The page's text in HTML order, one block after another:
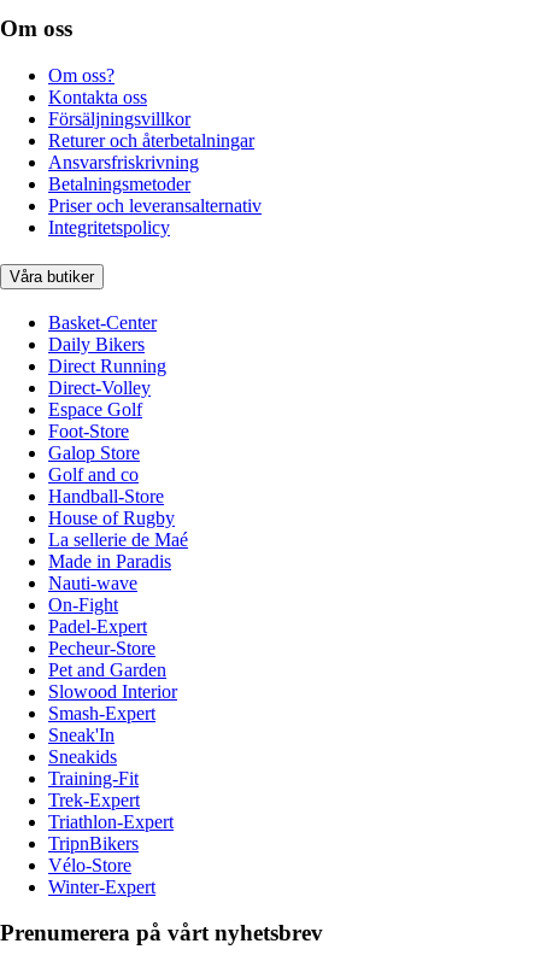
Om oss
Om oss?
Kontakta oss
Försäljningsvillkor
Returer och återbetalningar
Ansvarsfriskrivning
Betalningsmetoder
Priser och leveransalternativ
Integritetspolicy
Våra butiker
Basket-Center
Daily Bikers
Direct Running
Direct-Volley
Espace Golf
Foot-Store
Galop Store
Golf and co
Handball-Store
House of Rugby
La sellerie de Maé
Made in Paradis
Nauti-wave
On-Fight
Padel-Expert
Pecheur-Store
Pet and Garden
Slowood Interior
Smash-Expert
Sneak'In
Sneakids
Training-Fit
Trek-Expert
Triathlon-Expert
TripnBikers
Vélo-Store
Winter-Expert
Prenumerera på vårt nyhetsbrev